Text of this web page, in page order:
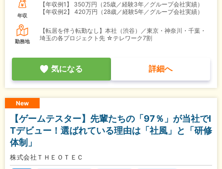
年収
【年収例1】
350万円（25歳／経験3年／グループ会社実績）
【年収例2】
420万円（28歳／経験5年／グループ会社実績）
勤務地
【転居を伴う転勤なし】本社（渋谷）／東京・神奈川・千葉・
埼玉の各プロジェクト先 ☆テレワーク7割
気になる 詳細へ
New
【ゲームテスター】先輩たちの「97％」が当社でI
Tデビュー！選ばれている理由は「社風」と「研修
体制」
株式会社ＴＨＥＯＴＥＣ